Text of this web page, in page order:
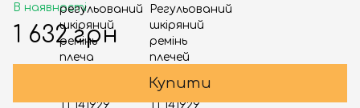
В наявності
1 632 грн
Купити